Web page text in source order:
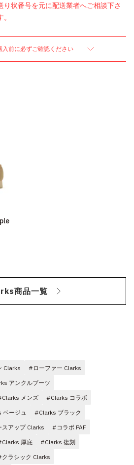
り状番号を元に配送業者へご相談下さ
入前に必ずご確認ください
商品一覧
Clarks
#ローファー Clarks
アンクルブーツ
メンズ
#Clarks コラボ
ージュ
#Clarks ブラック
アップ Clarks
#コラボ PAF
厚底
#Clarks 復刻
ラシック Clarks